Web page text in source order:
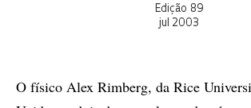
Edição 89
jul 2003
O físico Alex Rimberg, da Rice